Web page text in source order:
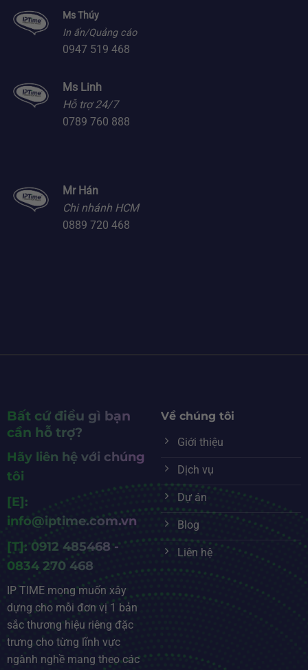
Ms Thúy
In ấn/Quảng cáo
0947 519 468
Ms Linh
Hỗ trợ 24/7
0789 760 888
Mr Hán
Chi nhánh HCM
0889 720 468
Bất cứ điều gì bạn
cần hỗ trợ?
Hãy liên hệ với chúng
tôi
[E]:
info@iptime.com.vn
[T]: 0912 485468 -
0834 270 468
IP TIME mong muốn xây
dựng cho mỗi đơn vị 1 bản
sắc thương hiệu riêng đặc
trưng cho từng lĩnh vực
ngành nghề mang theo các
Về chúng tôi
Giới thiệu
Dịch vụ
Dự án
Blog
Liên hệ